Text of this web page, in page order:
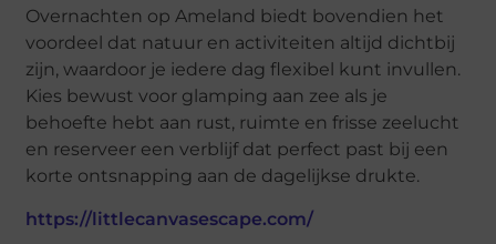
Overnachten op Ameland biedt bovendien het
voordeel dat natuur en activiteiten altijd dichtbij
zijn, waardoor je iedere dag flexibel kunt invullen.
Kies bewust voor glamping aan zee als je
behoefte hebt aan rust, ruimte en frisse zeelucht
en reserveer een verblijf dat perfect past bij een
korte ontsnapping aan de dagelijkse drukte.
https://littlecanvasescape.com/